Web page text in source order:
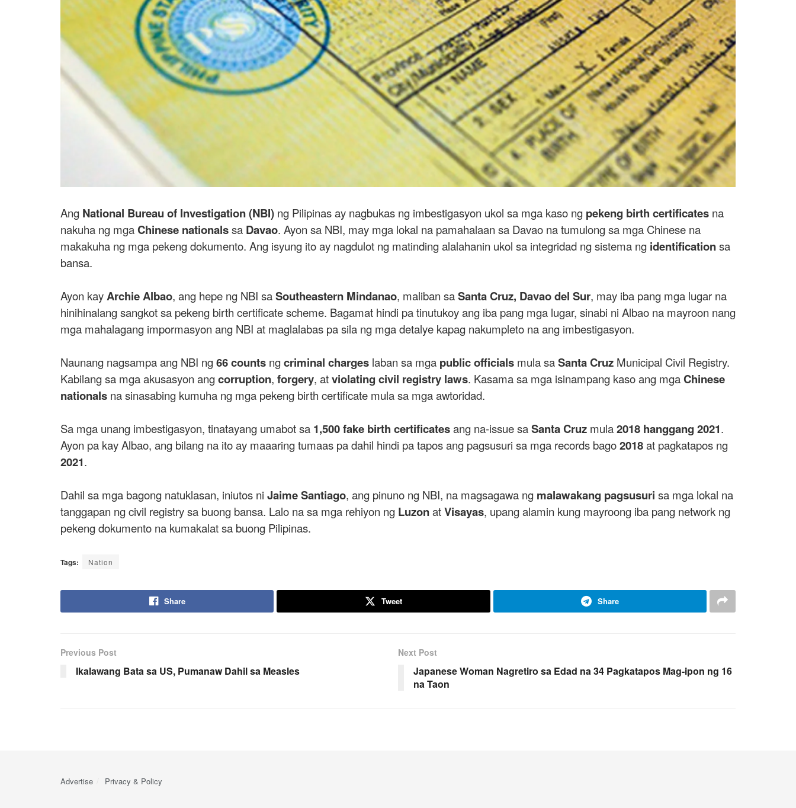
Ang National Bureau of Investigation (NBI) ng Pilipinas ay nagbukas ng imbestigasyon ukol sa mga kaso ng pekeng birth certificates na
nakuha ng mgaChinese nationalssa Davao. Ayon sa NBI, may mga lokal na pamahalaan sa Davao na tumulong sa mga Chinese na
makakuha ng mga pekeng dokumento. Ang isyung ito ay nagdulot ng matinding alalahanin ukol sa integridad ng sistema ng identificationsa
bansa.
Ayon kayArchie Albao, ang hepe ng NBI saSoutheastern Mindanao, maliban saSanta Cruz, Davao del Sur, may iba pang mga lugar na
hinihinalang sangkot sa pekeng birth certificate scheme. Bagamat hindi pa tinutukoy ang iba pang mga lugar, sinabi ni Albao na mayroon nang
mga mahalagang impormasyon ang NBI at maglalabas pa sila ng mga detalye kapag nakumpleto na ang imbestigasyon.
Naunang nagsampa ang NBI ng66 counts ngcriminal charges laban sa mga public officials mula saSanta Cruz Municipal Civil Registry.
Kabilang sa mga akusasyon angcorruption, forgery, atviolating civil registry laws. Kasama sa mga isinampang kaso ang mgaChinese
nationals na sinasabing kumuha ng mga pekeng birth certificate mula sa mga awtoridad.
Sa mga unang imbestigasyon, tinatayang umabot sa 1,500 fake birth certificatesang na-issue saSanta Cruz mula2018 hanggang 2021.
Ayon pa kay Albao, ang bilang na ito ay maaaring tumaas pa dahil hindi pa tapos ang pagsusuri sa mga records bago2018at pagkatapos ng
2021.
Dahil sa mga bagong natuklasan, iniutos ni Jaime Santiago, ang pinuno ng NBI, na magsagawa ng malawakang pagsusuri sa mga lokal na
tanggapan ng civil registry sa buong bansa. Lalo na sa mga rehiyon ng LuzonatVisayas, upang alamin kung mayroong iba pang network ng
pekeng dokumento na kumakalat sa buong Pilipinas.
Tags: Nation
Share Tweet Share
Previous Post
Ikalawang Bata sa US, Pumanaw Dahil sa Measles
Next Post
Japanese Woman Nagretiro sa Edad na 34 Pagkatapos Mag-ipon ng 16
na Taon
Advertise Privacy & Policy